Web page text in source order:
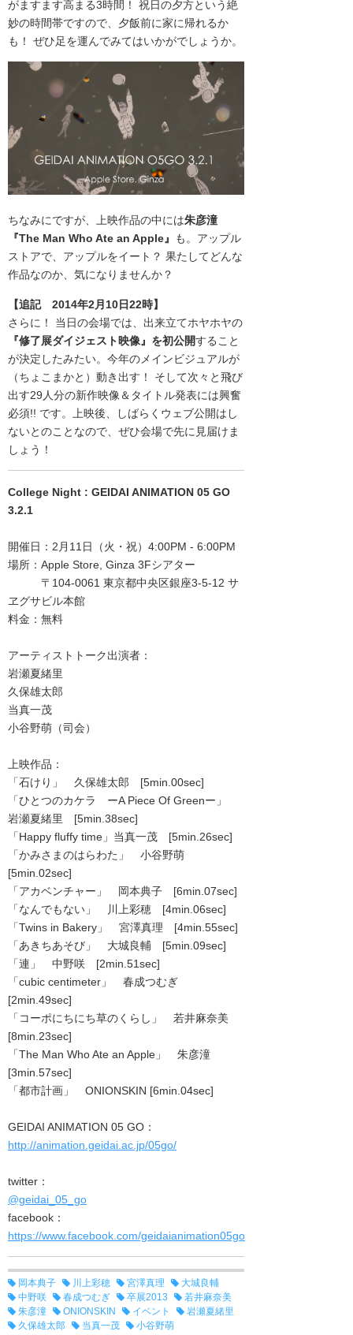
がますます高まる3時間！ 祝日の夕方という絶
妙の時間帯ですので、夕飯前に家に帰れるか
も！ ぜひ足を運んでみてはいかがでしょうか。
ちなみにですが、上映作品の中には朱彦潼
『The Man Who Ate an Apple』
も。アップル
ストアで、アップルをイート？ 果たしてどんな
作品なのか、気になりませんか？
【追記 2014年2月10日22時】
さらに！ 当日の会場では、出来立てホヤホヤの
『修了展ダイジェスト映像』を初公開すること
が決定したみたい。今年のメインビジュアルが
（ちょこまかと）動き出す！ そして次々と飛び
出す29人分の新作映像＆タイトル発表には興奮
必須!! です。上映後、しばらくウェブ公開はし
ないとのことなので、ぜひ会場で先に見届けま
しょう！
College Night : GEIDAI ANIMATION 05 GO
3.2.1
開催日：2月11日（火・祝）4:00PM - 6:00PM
場所：Apple Store, Ginza 3Fシアター
〒104-0061 東京都中央区銀座3-5-12 サ
ヱグサビル本館
料金：無料
アーティストトーク出演者：
岩瀬夏緒里
久保雄太郎
当真一茂
小谷野萌（司会）
上映作品：
「石けり」 久保雄太郎 [5min.00sec]
「ひとつのカケラ ーA Piece Of Greenー」
岩瀬夏緒里 [5min.38sec]
「Happy fluffy time」当真一茂 [5min.26sec]
「かみさまのはらわた」 小谷野萌
[5min.02sec]
「アカベンチャー」 岡本典子 [6min.07sec]
「なんでもない」 川上彩穂 [4min.06sec]
「Twins in Bakery」 宮澤真理 [4min.55sec]
「あきちあそび」 大城良輔 [5min.09sec]
「連」 中野咲 [2min.51sec]
「cubic centimeter」 春成つむぎ
[2min.49sec]
「コーポにちにち草のくらし」 若井麻奈美
[8min.23sec]
「The Man Who Ate an Apple」 朱彦潼
[3min.57sec]
「都市計画」 ONIONSKIN [6min.04sec]
GEIDAI ANIMATION 05 GO：
http://animation.geidai.ac.jp/05go/
twitter：
@geidai_05_go
facebook：
https://www.facebook.com/geidaianimation05go
岡本典子 川上彩穂 宮澤真理
大城良輔
中野咲
春成つむぎ 卒展2013
若井麻奈美
朱彦潼
ONIONSKIN イベント
岩瀬夏緒里
久保雄太郎
当真一茂 小谷野萌